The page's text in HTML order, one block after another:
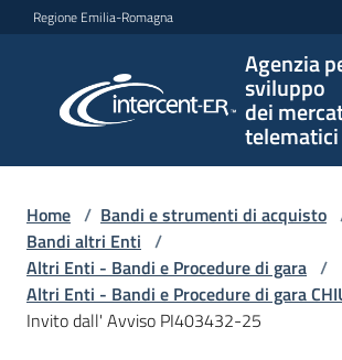
Vai al contenuto
Vai alla navigazione
Vai al footer
Regione Emilia-Romagna
Agenzia
sviluppo
dei
telematici
per lo
sviluppo
telematici
L'Agenzia
Home / Bandi e strumenti di acquisto
Bandi altri Enti /
Altri Enti - Bandi e Procedure di gara /
Altri Enti - Bandi e Procedure di gara
Invito dall' Avviso PI403432-25